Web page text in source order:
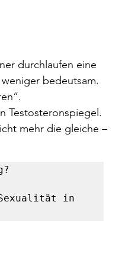
durchlaufen eine
bedeutsam.
Testosteronspiegel.
mehr die gleiche –
in